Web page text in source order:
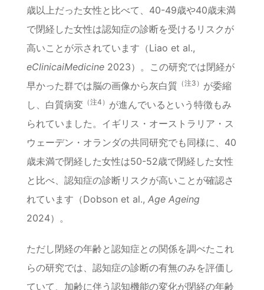
歳以上だった女性と比べて、40-49歳や40歳未満
で閉経した女性は認知症の診断を受けるリスクが
高いことが示されています（Liao et al.,
eClinicaiMedicine 2023）。この研究では閉経が
早かった群では脳の画像から灰白質 （注3） が委縮
し、白質病変 （注4） が進んでいるという特徴もみ
られていました。イギリス・オーストラリア・ス
ウェーデン・オランダの共同研究でも同様に、40
歳未満で閉経した女性は50-52歳で閉経した女性
と比べ、認知症の診断リスクが高いことが確認さ
れています（Dobson et al., Age Ageing
2024）。
ただし閉経の年齢と認知症との関係を調べたこれ
らの研究では、認知症の診断の有無のみを評価し
ていて、加齢に伴う認知機能の変化が閉経の年齢